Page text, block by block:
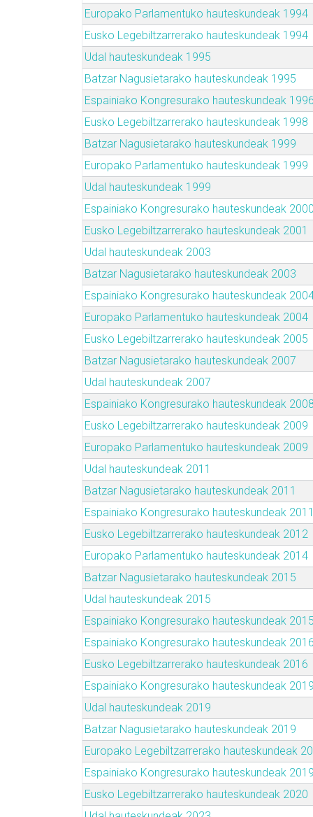
Europako Parlamentuko hauteskundeak 1994
Eusko Legebiltzarrerako hauteskundeak 1994
Udal hauteskundeak 1995
Batzar Nagusietarako hauteskundeak 1995
Espainiako Kongresurako hauteskundeak 1996
Eusko Legebiltzarrerako hauteskundeak 1998
Batzar Nagusietarako hauteskundeak 1999
Europako Parlamentuko hauteskundeak 1999
Udal hauteskundeak 1999
Espainiako Kongresurako hauteskundeak 2000
Eusko Legebiltzarrerako hauteskundeak 2001
Udal hauteskundeak 2003
Batzar Nagusietarako hauteskundeak 2003
Espainiako Kongresurako hauteskundeak
Europako Parlamentuko hauteskundeak 2004
Eusko Legebiltzarrerako hauteskundeak 2005
Batzar Nagusietarako hauteskundeak 2007
Udal hauteskundeak 2007
Espainiako Kongresurako hauteskundeak 2008
Eusko Legebiltzarrerako hauteskundeak 2009
Europako Parlamentuko hauteskundeak 2009
Udal hauteskundeak 2011
Batzar Nagusietarako hauteskundeak 2011
Espainiako Kongresurako hauteskundeak 2011
Eusko Legebiltzarrerako hauteskundeak 2012
Europako Parlamentuko hauteskundeak 2014
Batzar Nagusietarako hauteskundeak 2015
Udal hauteskundeak 2015
Espainiako Kongresurako hauteskundeak 2015
Espainiako Kongresurako hauteskundeak 2016
Eusko Legebiltzarrerako hauteskundeak 2016
Espainiako Kongresurako hauteskundeak 2019
Udal hauteskundeak 2019
Batzar Nagusietarako hauteskundeak 2019
Europako Legebiltzarrerako hauteskundeak
Espainiako Kongresurako hauteskundeak 2019
Eusko Legebiltzarrerako hauteskundeak 2020